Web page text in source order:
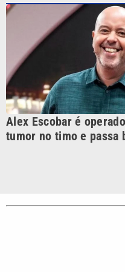
VTV é afiliada do SBT na